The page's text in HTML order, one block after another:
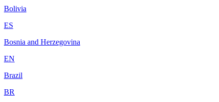
Bolivia
ES
Bosnia and Herzegovina
EN
Brazil
BR